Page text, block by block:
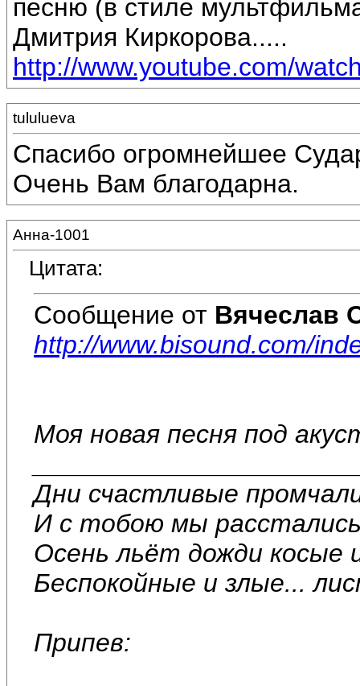
песню (в стиле
Дмитрия Киркорова.....
http://www.youtube.com/
tululueva
Спасибо огромнейшее
Очень Вам благодарна.
Анна-1001
Цитата:
Сообщение от Вячеслав
http://www.bisound.com/
Моя новая песня под
Дни счастливые
И с тобою мы
Осень льёт дожди косые
Беспокойные и злые...
Припев: